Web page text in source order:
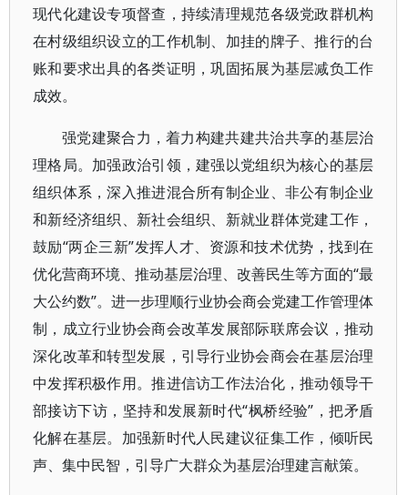
现代化建设专项督查，持续清理规范各级党政群机构
在村级组织设立的工作机制、加挂的牌子、推行的台
账和要求出具的各类证明，巩固拓展为基层减负工作
成效。
强党建聚合力，着力构建共建共治共享的基层治
理格局。加强政治引领，建强以党组织为核心的基层
组织体系，深入推进混合所有制企业、非公有制企业
和新经济组织、新社会组织、新就业群体党建工作，
鼓励“两企三新”发挥人才、资源和技术优势，找到在
优化营商环境、推动基层治理、改善民生等方面的“最
大公约数”。进一步理顺行业协会商会党建工作管理体
制，成立行业协会商会改革发展部际联席会议，推动
深化改革和转型发展，引导行业协会商会在基层治理
中发挥积极作用。推进信访工作法治化，推动领导干
部接访下访，坚持和发展新时代“枫桥经验”，把矛盾
化解在基层。加强新时代人民建议征集工作，倾听民
声、集中民智，引导广大群众为基层治理建言献策。